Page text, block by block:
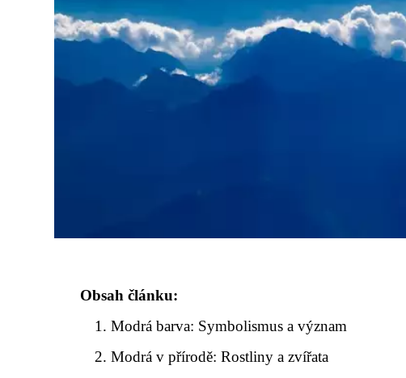
Obsah článku:
Modrá barva: Symbolismus a význam
Modrá v přírodě: Rostliny a zvířata